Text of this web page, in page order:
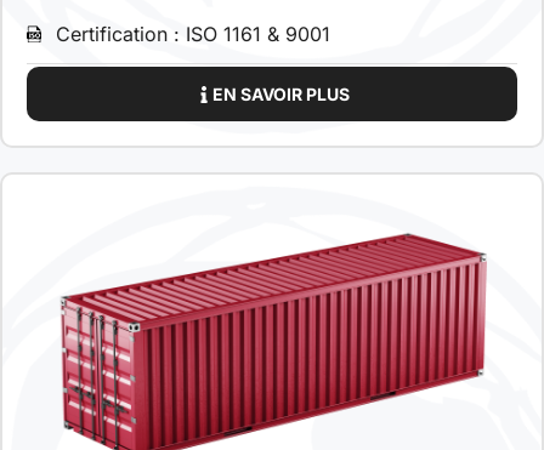
Certification : ISO 1161 & 9001
EN SAVOIR PLUS